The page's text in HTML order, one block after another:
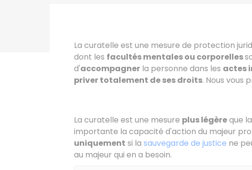
La curatelle est une mesure de protection
dont les facultés mentales ou corporelles
d'accompagner la personne dans les actes
priver totalement de ses droits. Nous vous
La curatelle est une mesure plus légèreque la
importante la capacité d'action du majeur
uniquement si la sauvegarde de justice ne
au majeur qui en a besoin.